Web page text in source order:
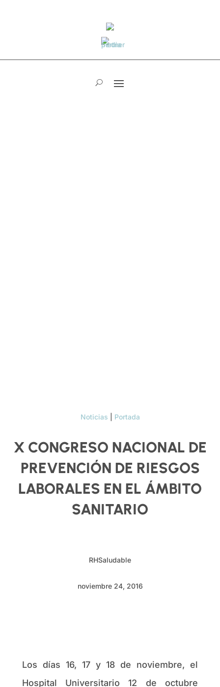
Noticias Portada
X CONGRESO NACIONAL DE
PREVENCIÓN DE RIESGOS
LABORALES EN EL ÁMBITO
SANITARIO
RHSaludable
noviembre 24, 2016
Los días 16, 17 y 18 de noviembre, el
Hospital Universitario 12 de octubre